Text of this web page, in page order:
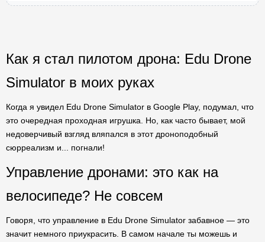
Как я стал пилотом дрона: Edu Drone
Simulator в моих руках
Когда я увидел Edu Drone Simulator в Google Play, подумал, что
это очередная проходная игрушка. Но, как часто бывает, мой
недоверчивый взгляд вляпался в этот дроноподобный
сюрреализм и... погнали!
Управление дронами: это как на
велосипеде? Не совсем
Говоря, что управление в Edu Drone Simulator забавное — это
значит немного приукрасить. В самом начале ты можешь и